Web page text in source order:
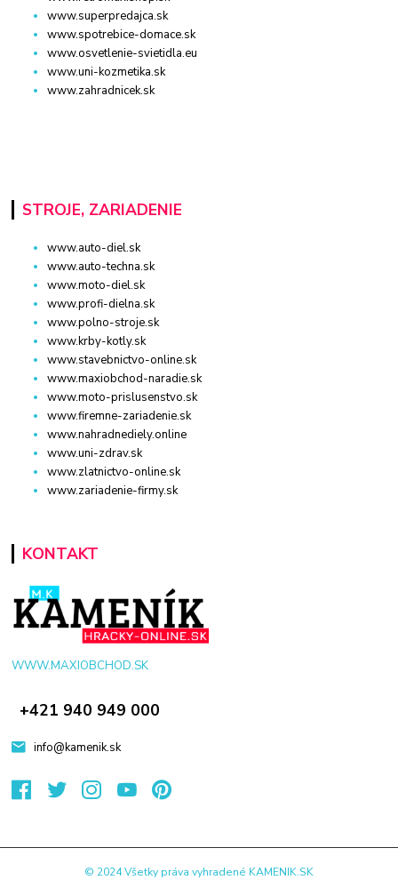
www.superpredajca.sk
www.spotrebice-domace.sk
www.osvetlenie-svietidla.eu
www.uni-kozmetika.sk
www.zahradnicek.sk
STROJE, ZARIADENIE
www.auto-diel.sk
www.auto-techna.sk
www.moto-diel.sk
www.profi-dielna.sk
www.polno-stroje.sk
www.krby-kotly.sk
www.stavebnictvo-online.sk
www.maxiobchod-naradie.sk
www.moto-prislusenstvo.sk
www.firemne-zariadenie.sk
www.nahradnediely.online
www.uni-zdrav.sk
www.zlatnictvo-online.sk
www.zariadenie-firmy.sk
KONTAKT
WWW.MAXIOBCHOD.SK
+421 940 949 000
info@kamenik.sk
© 2024 Všetky práva vyhradené KAMENIK.SK